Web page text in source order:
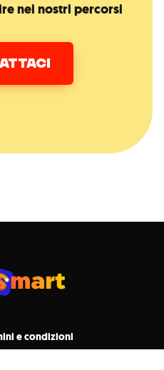
nei nostri percorsi
e condizioni